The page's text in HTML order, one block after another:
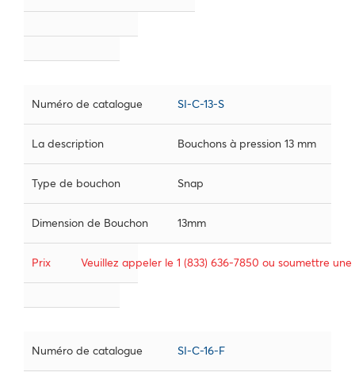
Numéro de catalogue SI-C-13-S
La description Bouchons à pression 13 mm
Type de bouchon Snap
Dimension de Bouchon 13mm
Prix Veuillez appeler le 1 (833) 636-7850 ou soumettre
Numéro de catalogue SI-C-16-F